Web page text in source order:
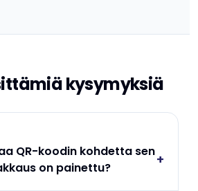
kysymyksiä
QR-koodin kohdetta sen
on painettu?
+